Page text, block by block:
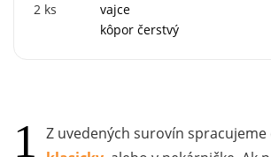
2 ks
vajce
kôpor čerstvý
Z uvedených surovín